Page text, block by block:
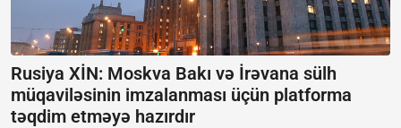
Rusiya XİN: Moskva Bakı və İrəvana sülh
müqaviləsinin imzalanması üçün platforma
təqdim etməyə hazırdır